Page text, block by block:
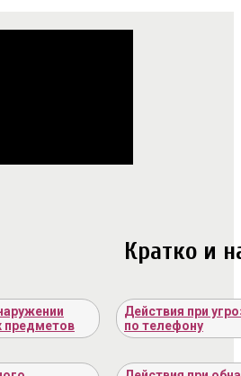
Кратко и
предметов
Действия при
по телефону